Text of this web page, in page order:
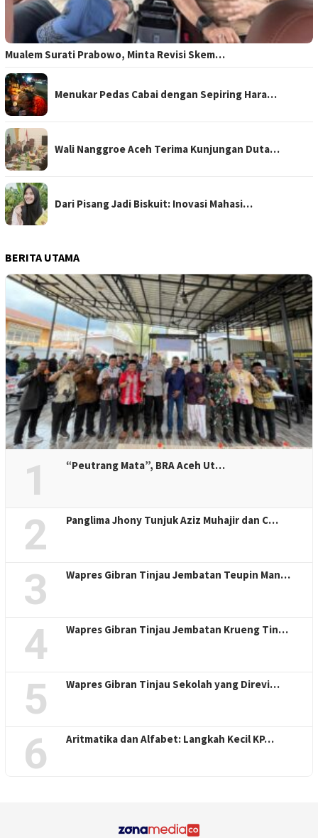
Mualem Surati Prabowo, Minta Revisi Skem…
Menukar Pedas Cabai dengan Sepiring Hara…
Wali Nanggroe Aceh Terima Kunjungan Duta…
Dari Pisang Jadi Biskuit: Inovasi Mahasi…
BERITA UTAMA
1 “Peutrang Mata”, BRA Aceh Ut…
2 Panglima Jhony Tunjuk Aziz Muhajir dan C…
3 Wapres Gibran Tinjau Jembatan Teupin Man…
4 Wapres Gibran Tinjau Jembatan Krueng Tin…
5 Wapres Gibran Tinjau Sekolah yang Direvi…
6 Aritmatika dan Alfabet: Langkah Kecil KP…